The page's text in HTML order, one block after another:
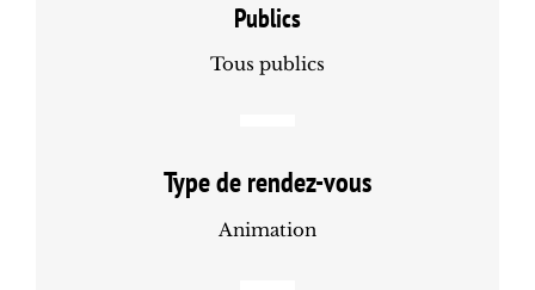
Publics
Tous publics
Type de rendez-vous
Animation